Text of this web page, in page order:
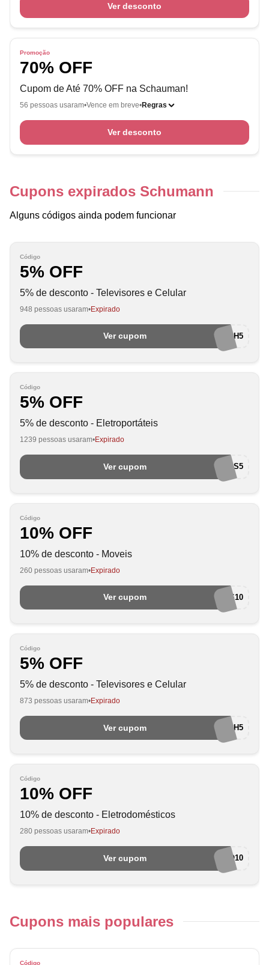
Ver desconto
Promoção
70% OFF
Cupom de Até 70% OFF na Schauman!
56 pessoas usaram Vence em breve Regras
Ver desconto
Cupons expirados Schumann
Alguns códigos ainda podem funcionar
Código
5% OFF
5% de desconto - Televisores e Celular
948 pessoas usaram Expirado
Ver cupom SCHTECH5
Código
5% OFF
5% de desconto - Eletroportáteis
1239 pessoas usaram Expirado
Ver cupom SCHPORTATEIS5
Código
10% OFF
10% de desconto - Moveis
260 pessoas usaram Expirado
Ver cupom SCHMOVEIS10
Código
5% OFF
5% de desconto - Televisores e Celular
873 pessoas usaram Expirado
Ver cupom SCHTECH5
Código
10% OFF
10% de desconto - Eletrodomésticos
280 pessoas usaram Expirado
Ver cupom SCHELETRO10
Cupons mais populares
Código